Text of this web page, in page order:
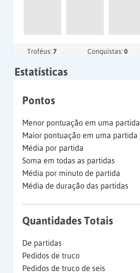
Troféus: 7 Conquistas: 0
Estatísticas
Pontos
Menor pontuação em uma partida
Maior pontuação em uma partida
Média por partida
Soma em todas as partidas
Média por minuto de partida
Média de duração das partidas
Quantidades Totais
De partidas
Pedidos de truco
Pedidos de truco de seis